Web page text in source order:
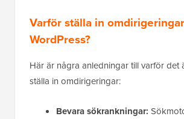
Varför ställa in
WordPress?
Här är några anledningar till varför det
ställa in omdirigeringar:
Bevara sökrankningar: